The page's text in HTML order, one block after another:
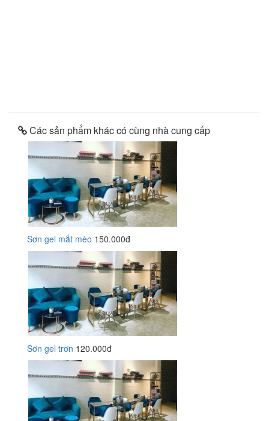
Các sản phẩm khác có cùng nhà cung cấp
Sơn gel mắt mèo 150.000đ
Sơn gel trơn 120.000đ